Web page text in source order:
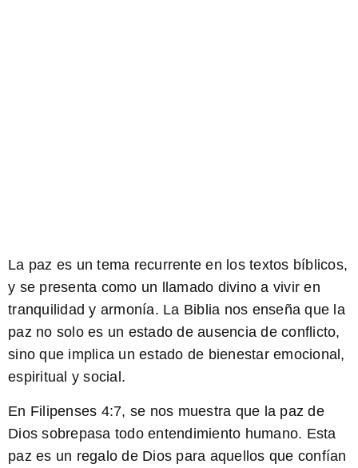
La paz es un tema recurrente en los textos bíblicos,
y se presenta como un llamado divino a vivir en
tranquilidad y armonía. La Biblia nos enseña que la
paz no solo es un estado de ausencia de conflicto,
sino que implica un estado de bienestar emocional,
espiritual y social.
En Filipenses 4:7, se nos muestra que la paz de
Dios sobrepasa todo entendimiento humano. Esta
paz es un regalo de Dios para aquellos que confían